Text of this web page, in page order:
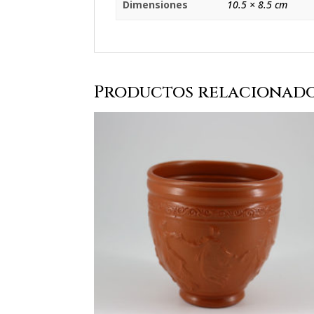
Dimensiones 10.5 × 8.5 cm
Productos